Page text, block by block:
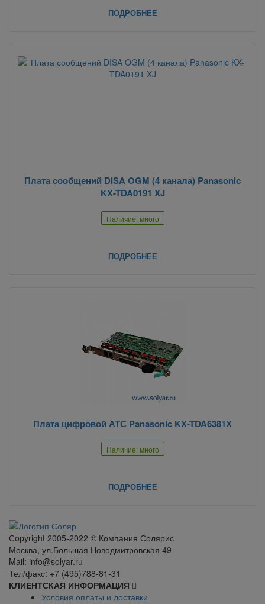
ПОДРОБНЕЕ
Плата сообщений DISA OGM (4 канала) Panasonic
KX-TDA0191 XJ
Наличие: много
ПОДРОБНЕЕ
Плата цифровой АТС Panasonic KX-TDA6381X
Наличие: много
ПОДРОБНЕЕ
Сopyright 2005-2022 © Компания Солярис
Москва, ул.Большая Новодмитровская 49
Mail: info@solyar.ru
Тел/факс: +7 (495)788-81-31
КЛИЕНТСКАЯ ИНФОРМАЦИЯ
Условия оплаты и доставки